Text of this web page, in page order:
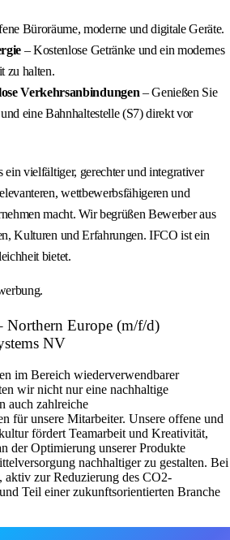
Büroräume, moderne und digitale Geräte.
– Kostenlose Getränke und ein modernes
zu halten.
Verkehrsanbindungen – Genießen Sie
eine Bahnhaltestelle (S7) direkt vor
vielfältiger, gerechter und integrativer
wettbewerbsfähigeren und
macht. Wir begrüßen Bewerber aus
Kulturen und Erfahrungen. IFCO ist ein
bietet.
Northern Europe (m/f/d)
NV
im Bereich wiederverwendbarer
wir nicht nur eine nachhaltige
auch zahlreiche
für unsere Mitarbeiter. Unsere offene und
fördert Teamarbeit und Kreativität,
der Optimierung unserer Produkte
nachhaltiger zu gestalten. Bei
aktiv zur Reduzierung des CO2-
Teil einer zukunftsorientierten Branche